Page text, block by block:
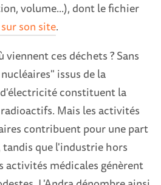
volume...), dont le fichier
son site.
ces déchets ? Sans
issus de la
constituent la
Mais les activités
contribuent pour une part
que l'industrie hors
activités médicales génèrent